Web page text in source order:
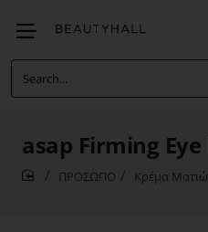
Search...
asap Firming
ΠΡΟΣΩΠΟ Κρέμα